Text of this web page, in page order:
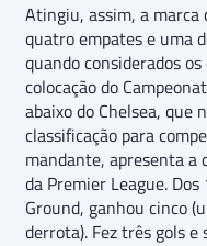
Atingiu, assim, a
quatro empates e uma
quando considerados
colocação do
abaixo do Chelsea, que
classificação para
mandante, apresenta a
da Premier League.
Ground, ganhou cinco
derrota). Fez três gols